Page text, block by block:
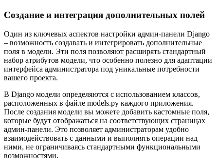
Создание и интеграция дополнительных полей
Один из ключевых аспектов настройки админ-панели Django
– возможность создавать и интегрировать дополнительные
поля в модели. Эти поля позволяют расширять стандартный
набор атрибутов модели, что особенно полезно для адаптации
интерфейса администратора под уникальные потребности
вашего проекта.
В Django модели определяются с использованием классов,
расположенных в файле models.py каждого приложения.
После создания модели вы можете добавить кастомные поля,
которые будут отображаться на соответствующих страницах
админ-панели. Это позволяет администраторам удобно
взаимодействовать с данными и выполнять операции над
ними, не ограничиваясь стандартными функциональными
возможностями.